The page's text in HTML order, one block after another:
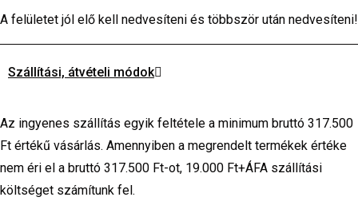
A felületet jól elő kell nedvesíteni és többször után nedvesíteni!
Szállítási, átvételi módok
Az ingyenes szállítás egyik feltétele a minimum bruttó 317.500
Ft értékű vásárlás. Amennyiben a megrendelt termékek értéke
nem éri el a bruttó 317.500 Ft-ot, 19.000 Ft+ÁFA szállítási
költséget számítunk fel.